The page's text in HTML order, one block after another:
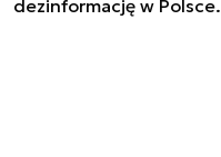
dezinformację w Polsce.